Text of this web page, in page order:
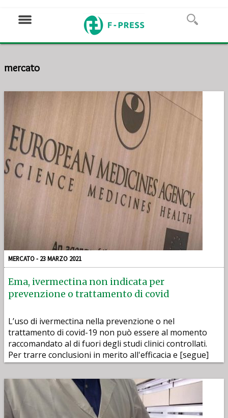
mercato
MERCATO - 23 MARZO 2021
Ema, ivermectina non indicata per
prevenzione o trattamento di covid
L’uso di ivermectina nella prevenzione o nel
trattamento di covid-19 non può essere al momento
raccomandato al di fuori degli studi clinici controllati.
Per trarre conclusioni in merito all'efficacia e [segue]